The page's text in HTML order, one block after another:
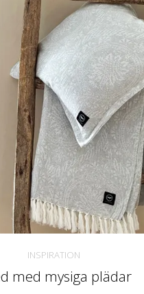
INSPIRATION
med mysiga plädar